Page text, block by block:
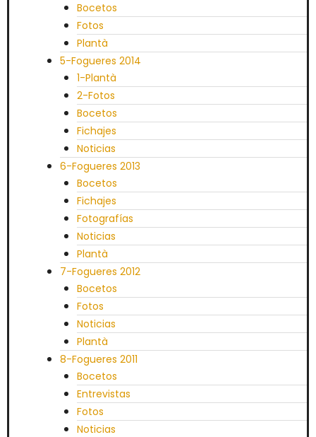
Bocetos
Fotos
Plantà
5-Fogueres 2014
1-Plantà
2-Fotos
Bocetos
Fichajes
Noticias
6-Fogueres 2013
Bocetos
Fichajes
Fotografías
Noticias
Plantà
7-Fogueres 2012
Bocetos
Fotos
Noticias
Plantà
8-Fogueres 2011
Bocetos
Entrevistas
Fotos
Noticias